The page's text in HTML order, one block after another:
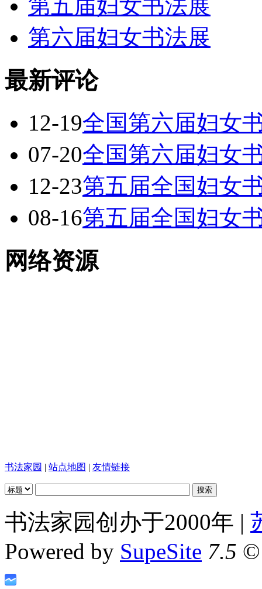
第五届妇女书法展
第六届妇女书法展
最新评论
12-19全国第六届妇女
07-20全国第六届妇女
12-23第五届全国妇女
08-16第五届全国妇女
网络资源
书法家园 | 站点地图 | 友情链接
书法家园创办于2000年 |
Powered by SupeSite 7.5 ©